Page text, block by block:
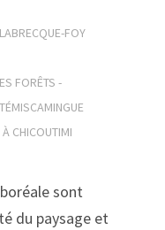
FOY
FORÊTS -
CHICOUTIMI
sont
du paysage et